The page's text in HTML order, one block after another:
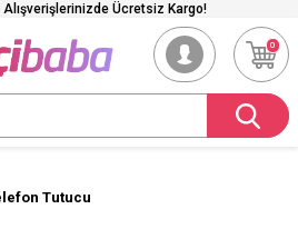
Ücretsiz Kargo!
0
Tutucu